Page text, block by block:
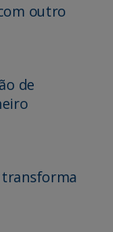
outro
de
transforma